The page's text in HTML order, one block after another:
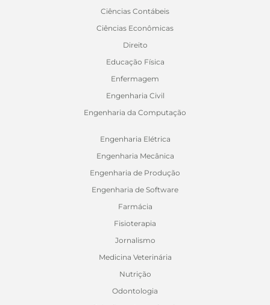
Ciências Contábeis
Ciências Econômicas
Direito
Educação Física
Enfermagem
Engenharia Civil
Engenharia da Computação
Engenharia Elétrica
Engenharia Mecânica
Engenharia de Produção
Engenharia de Software
Farmácia
Fisioterapia
Jornalismo
Medicina Veterinária
Nutrição
Odontologia